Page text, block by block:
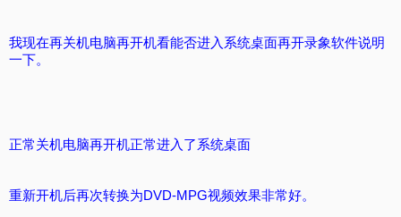
我现在再关机电脑再开机看能否进入系统桌面再开录象软件说明
一下。
正常关机电脑再开机正常进入了系统桌面
重新开机后再次转换为DVD-MPG视频效果非常好。